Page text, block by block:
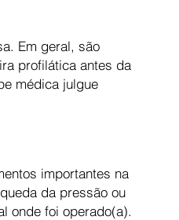
Em geral, são
profilática antes da
médica julgue
importantes na
da pressão ou
onde foi operado(a).